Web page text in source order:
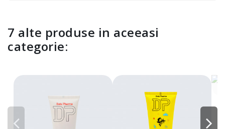
7 alte produse in aceeasi
categorie: